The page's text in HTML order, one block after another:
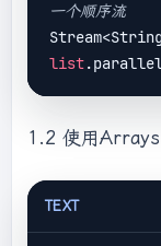
一个顺序流
list
1.2 使用
TEXT